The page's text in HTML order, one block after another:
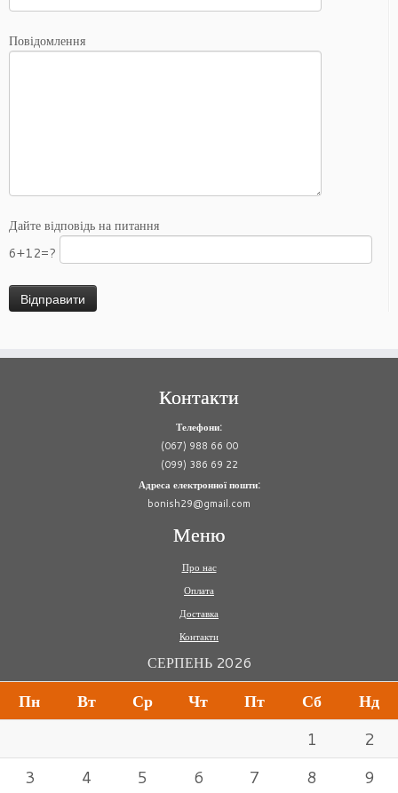
Повідомлення
Дайте відповідь на питання
6+12=?
Контакти
Телефони:
(067) 988 66 00
(099) 386 69 22
Адреса електронної пошти:
bonish29@gmail.com
Меню
Про нас
Оплата
Доставка
Контакти
СЕРПЕНЬ 2026
Пн Вт Ср Чт Пт Сб
Нд
1
2
3
4 5 6 7 8 9